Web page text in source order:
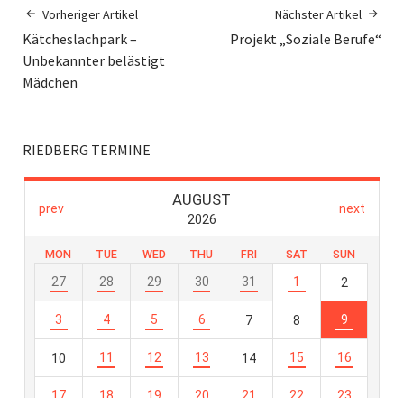
Vorheriger Artikel
Kätcheslachpark –
Unbekannter belästigt
Mädchen
Nächster Artikel
Projekt „Soziale Berufe“
RIEDBERG TERMINE